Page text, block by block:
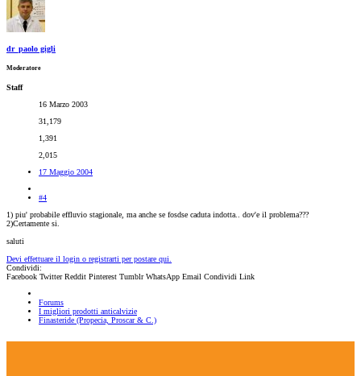
dr_paolo gigli
Moderatore
Staff
16 Marzo 2003
31,179
1,391
2,015
17 Maggio 2004
#4
1) piu' probabile effluvio stagionale, ma anche se fosdse caduta indotta.. dov'e il problema???
2)Certamente si.
saluti
Devi effettuare il login o registrarti per postare qui.
Condividi:
Facebook Twitter Reddit Pinterest Tumblr WhatsApp Email Condividi Link
Forums
I migliori prodotti anticalvizie
Finasteride (Propecia, Proscar & C.)